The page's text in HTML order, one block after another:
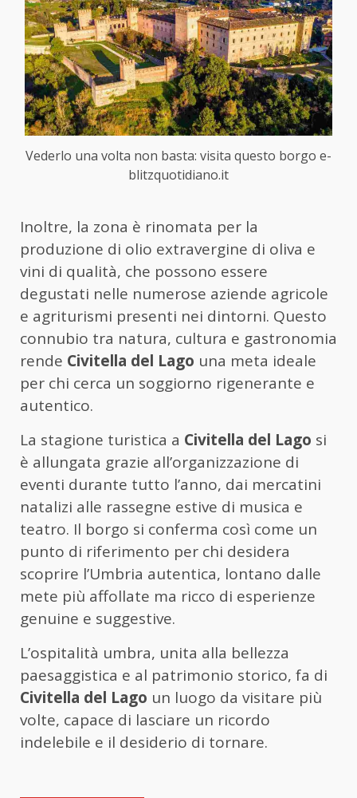
Vederlo una volta non basta: visita questo borgo e-
blitzquotidiano.it
Inoltre, la zona è rinomata per la
produzione di olio extravergine di oliva e
vini di qualità, che possono essere
degustati nelle numerose aziende agricole
e agriturismi presenti nei dintorni. Questo
connubio tra natura, cultura e gastronomia
rende Civitella del Lago una meta ideale
per chi cerca un soggiorno rigenerante e
autentico.
La stagione turistica a Civitella del Lago si
è allungata grazie all’organizzazione di
eventi durante tutto l’anno, dai mercatini
natalizi alle rassegne estive di musica e
teatro. Il borgo si conferma così come un
punto di riferimento per chi desidera
scoprire l’Umbria autentica, lontano dalle
mete più affollate ma ricco di esperienze
genuine e suggestive.
L’ospitalità umbra, unita alla bellezza
paesaggistica e al patrimonio storico, fa di
Civitella del Lago un luogo da visitare più
volte, capace di lasciare un ricordo
indelebile e il desiderio di tornare.